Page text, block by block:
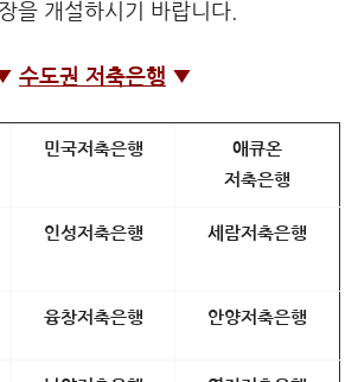
을 개설하시기 바랍니다.
수도권 저축은행 ▼
민국저축은행
애큐온
저축은행
인성저축은행 세람저축은행
융창저축은행 안양저축은행